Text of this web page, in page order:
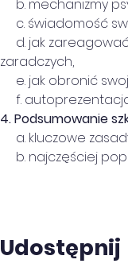
b. mechanizmy
c. świadomość
d. jak
zaradczych,
e. jak obronić
f.
4.Podsumowanie
a. kluczowe
b. najczęściej
Udostępnij